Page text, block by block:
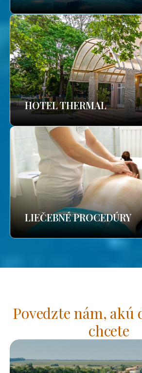
HOTEL THERMAL
LIEČEBNÉ PROCEDÚRY
Povedzte nám, akú
chcete